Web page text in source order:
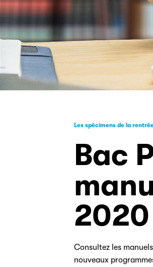
Les spécimens de la
Bac
2020
Consultez les
nouveaux